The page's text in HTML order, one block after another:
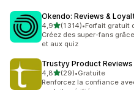
Okendo: Reviews &
4,9étoile(s) sur 5
(1 314)
1314 avis au total
•Forfait gratuit
Créez des super-fans
et aux quiz
Trustyy Product
4,8étoile(s) sur 5
(29)
29 avis au total
•Gratuite
Renforcez la confiance